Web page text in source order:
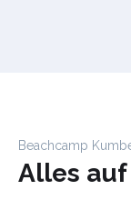
Beachcamp
Alles